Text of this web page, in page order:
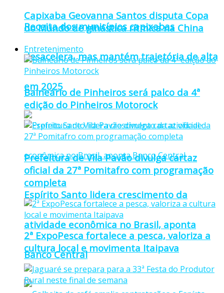
Receita dos municípios capixabas
desacelera, mas mantém trajetória de alta
em 2025
Espírito Santo lidera crescimento da
atividade econômica no Brasil, aponta
Banco Central
Capixaba Geovanna Santos disputa Copa
do Mundo de ginástica rítmica na China
Entretenimento
Balneário de Pinheiros será palco da 4ª
edição do Pinheiros Motorock
Prefeitura de Vila Pavão divulga cartaz
oficial da 27ª Pomitafro com programação
completa
2ª ExpoPesca fortalece a pesca, valoriza a
cultura local e movimenta Itaipava